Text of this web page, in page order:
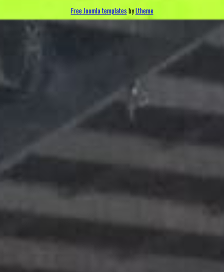
Free Joomla templates byLtheme